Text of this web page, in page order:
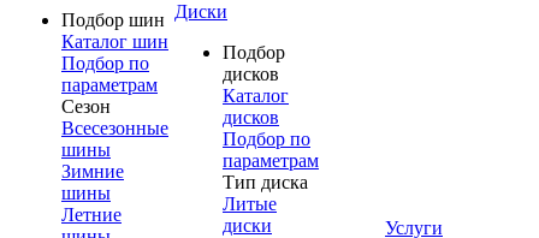
Подбор шин
Каталог шин
Подбор по
параметрам
Сезон
Всесезонные
шины
Зимние
шины
Летние
Диски
Подбор
дисков
Каталог
дисков
Подбор по
параметрам
Тип диска
Литые
диски
Услуги